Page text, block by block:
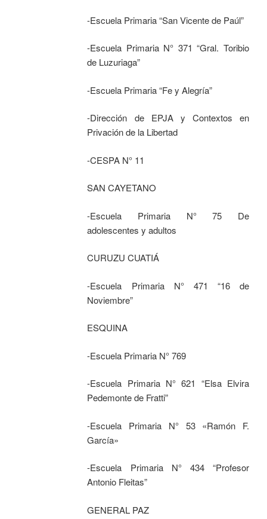
-Escuela Primaria “San Vicente de Paúl”
-Escuela Primaria N° 371 “Gral. Toribio
de Luzuriaga”
-Escuela Primaria “Fe y Alegría”
-Dirección de EPJA y Contextos en
Privación de la Libertad
-CESPA N° 11
SAN CAYETANO
-Escuela Primaria N° 75 De
adolescentes y adultos
CURUZU CUATIÁ
-Escuela Primaria N° 471 “16 de
Noviembre”
ESQUINA
-Escuela Primaria N° 769
-Escuela Primaria N° 621 “Elsa Elvira
Pedemonte de Fratti”
-Escuela Primaria N° 53 «Ramón F.
García»
-Escuela Primaria N° 434 “Profesor
Antonio Fleitas”
GENERAL PAZ